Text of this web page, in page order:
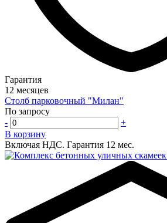
Гарантия
12 месяцев
Столб парковочный "Милан"
По запросу
-
+
В корзину
Включая НДС. Гарантия 12 мес.